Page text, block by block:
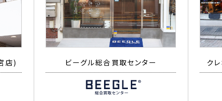
店) ビーグル総合買取センター ク